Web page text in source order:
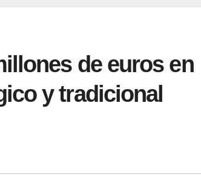
de euros en
y tradicional